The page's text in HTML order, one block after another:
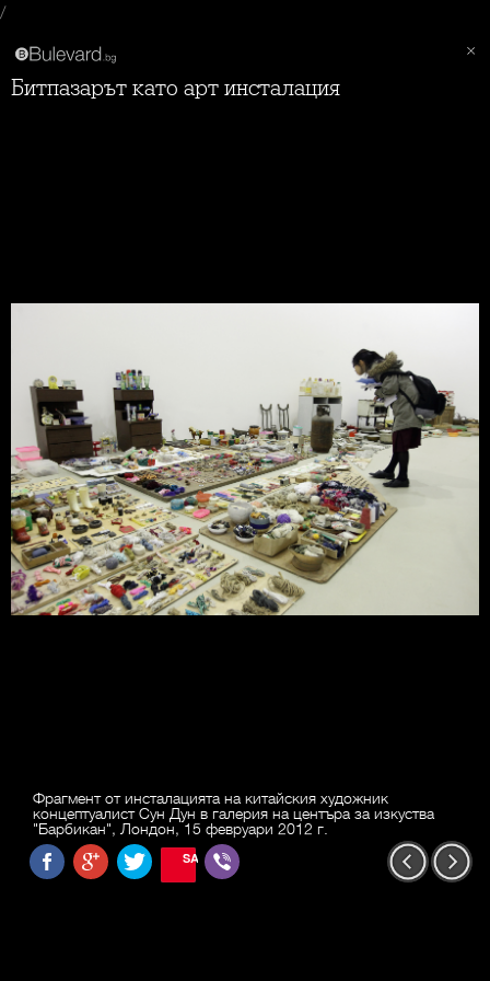
/
Битпазарът като арт инсталация
Фрагмент от инсталацията на китайския художник
концептуалист Сун Дун в галерия на центъра за изкуства
"Барбикан", Лондон, 15 февруари 2012 г.
SAVE